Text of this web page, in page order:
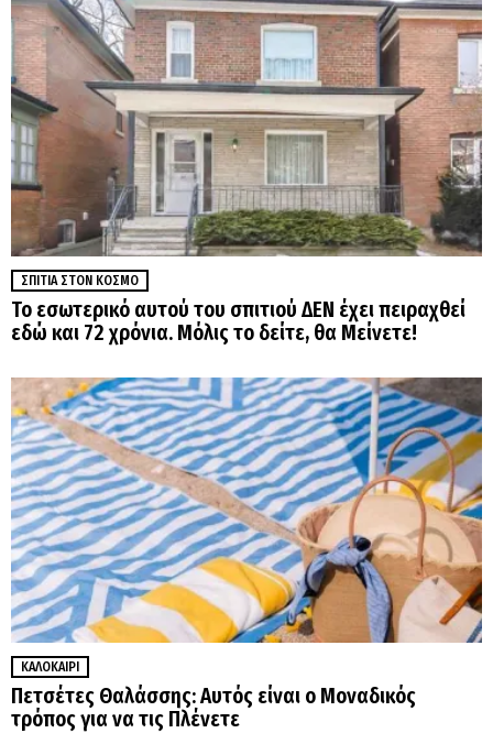
ΣΠΊΤΙΑ ΣΤΟΝ ΚΌΣΜΟ
Το εσωτερικό αυτού του σπιτιού ΔΕΝ έχει πειραχθεί
εδώ και 72 χρόνια. Μόλις το δείτε, θα Μείνετε!
ΚΑΛΟΚΑΊΡΙ
Πετσέτες Θαλάσσης: Αυτός είναι ο Μοναδικός
τρόπος για να τις Πλένετε